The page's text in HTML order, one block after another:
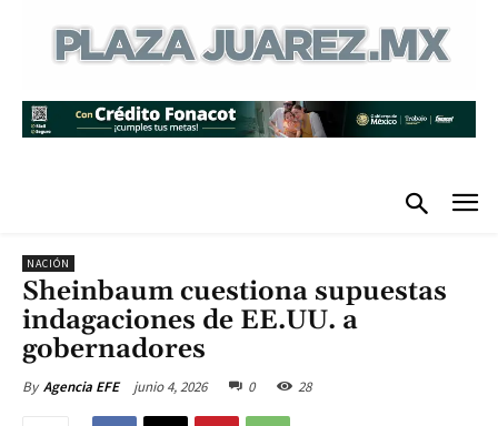
NACIÓN
Sheinbaum cuestiona supuestas
indagaciones de EE.UU. a
gobernadores
By Agencia EFE junio 4, 2026 0 28